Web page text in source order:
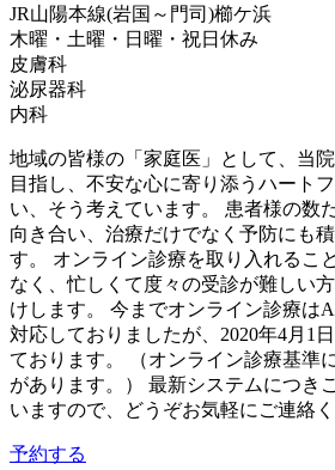
JR山陽本線(岩国～門司)櫛ケ浜
木曜・土曜・日曜・祝日 休み
皮膚科
泌尿器科
内科
地域の皆様の「家庭医」として、当
目指し、不安な心に寄り添うハート
い、そう考えています。 患者様の数
向き合い、治療だけでなく予防にも
す。 オンライン診療を取り入れるこ
なく、忙しくて度々の受診が難しい
けします。 今までオンライン診療は
対応しておりましたが、2020年4月1
ております。 （オンライン診療基準
があります。） 最新システムにつき
いますので、どうぞお気軽にご連絡く
予約する